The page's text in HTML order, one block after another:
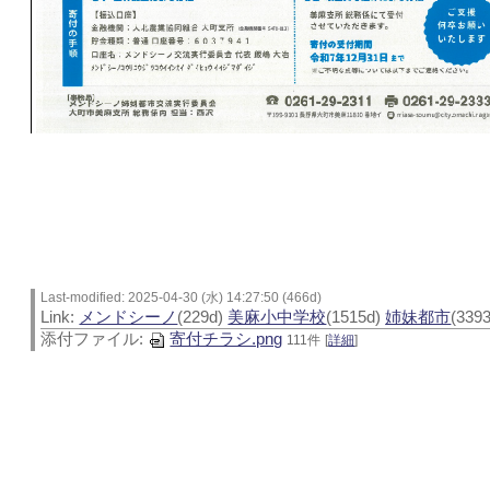
Last-modified: 2025-04-30 (水) 14:27:50 (466d)
Link: メンドシーノ (229d) 美麻小中学校(1515d)姉妹都市
添付ファイル:
寄付チラシ.png 111件 [詳細]